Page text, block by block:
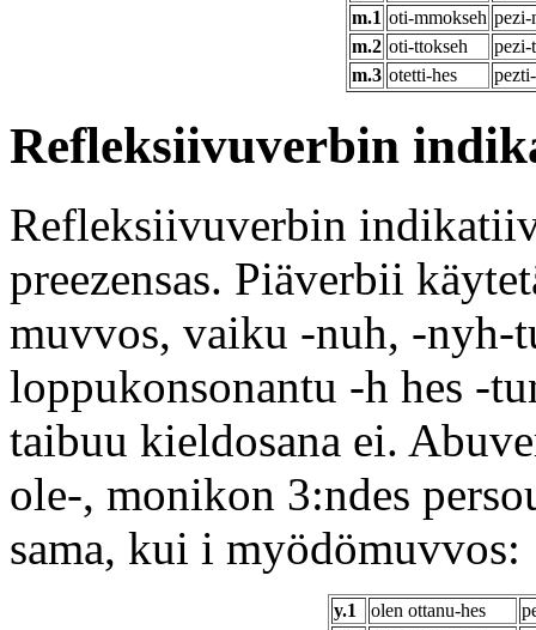
m.1 oti-mmokseh pezi-
m.2 oti-ttokseh
pezi-
m.3 otetti-hes
Refleksiivuverbin
Refleksiivuverbin
preezensas. Piäverbii
muvvos, vaiku -nuh, -nyh-
loppukonsonantu -h hes -
taibuu kieldosana ei.
ole-, monikon 3:ndes
sama, kui i myödömuvvos:
y.1 olen ottanu-hes